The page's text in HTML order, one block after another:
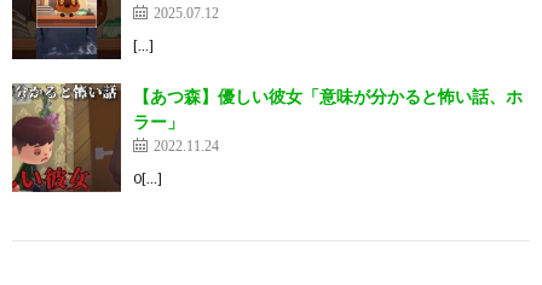
2025.07.12
[…]
【あつ森】優しい彼女「意味が分かると怖い話、ホ
ラー」
2022.11.24
0[…]